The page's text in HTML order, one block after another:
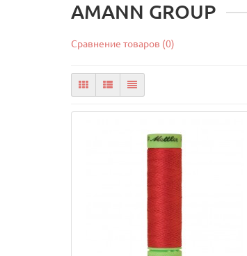
AMANN GROUP
Сравнение товаров (0)